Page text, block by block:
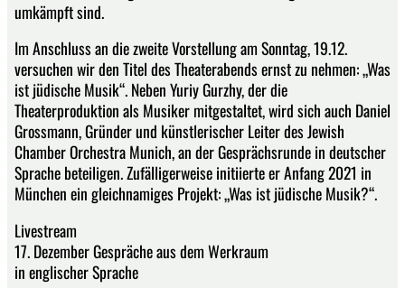
umkämpft sind.
Im Anschluss an die zweite Vorstellung am Sonntag, 19.12.
versuchen wir den Titel des Theaterabends ernst zu nehmen: „Was
ist jüdische Musik“. Neben Yuriy Gurzhy, der die
Theaterproduktion als Musiker mitgestaltet, wird sich auch Daniel
Grossmann, Gründer und künstlerischer Leiter des Jewish
Chamber Orchestra Munich, an der Gesprächsrunde in deutscher
Sprache beteiligen. Zufälligerweise initiierte er Anfang 2021 in
München ein gleichnamiges Projekt: „Was ist jüdische Musik?“.
Livestream
17. Dezember Gespräche aus dem Werkraum
in englischer Sprache